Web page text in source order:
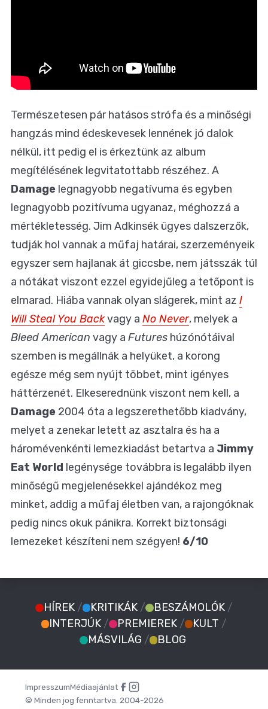
Természetesen pár hatásos strófa és a minőségi
hangzás mind édeskevesek lennének jó dalok
nélkül, itt pedig el is érkeztünk az album
megítélésének legvitatottabb részéhez. A
Damage legnagyobb negatívuma és egyben
legnagyobb pozitívuma ugyanaz, méghozzá a
mértékletesség. Jim Adkinsék ügyes dalszerzők,
tudják hol vannak a műfaj határai, szerzeményeik
egyszer sem hajlanak át giccsbe, nem játsszák túl
a nótákat viszont ezzel egyidejűleg a tetőpont is
elmarad. Hiába vannak olyan slágerek, mint az I
Will Steal You Backvagy a No Never, melyek a
Bleed American vagy a Futures húzónótáival
szemben is megállnák a helyüket, a korong
egésze még sem nyújt többet, mint igényes
háttérzenét. Elkeserednünk viszont nem kell, a
Damage 2004 óta a legszerethetőbb kiadvány,
melyet a zenekar letett az asztalra és ha a
háromévenkénti lemezkiadást betartva a Jimmy
Eat World legénysége továbbra is legalább ilyen
minőségű megjelenésekkel ajándékoz meg
minket, addig a műfaj életben van, a rajongóknak
pedig nincs okuk pánikra. Korrekt biztonsági
lemezeket készíteni nem szégyen! 6/10
HÍREK / KRITIKÁK / BESZÁMOLÓK /
INTERJÚK / PREMIEREK / KULT /
MÁSVILÁG / BLOG
ImpresszumMédiaajánlat
© Minden jog fenntartva. 2004-2026